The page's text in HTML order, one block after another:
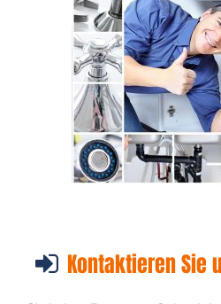
Kontaktieren Sie